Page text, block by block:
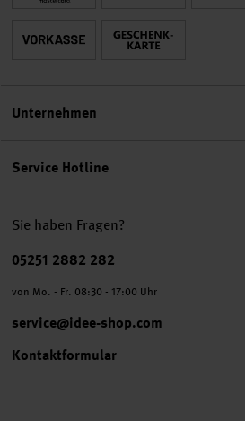
Service Hotline
Sie haben Fragen?
Telefonnummer
05251 2882 282
von Mo. - Fr. 08:30 - 17:00 Uhr
service@idee-shop.com
Kontaktformular
Unternehmen